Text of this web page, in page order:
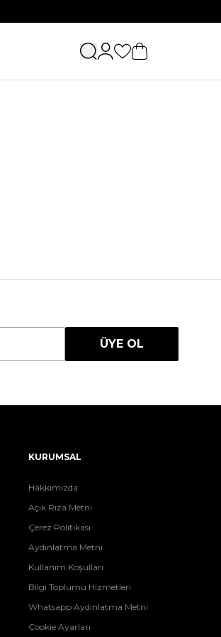
ÜYE OL
KURUMSAL
Hakkımızda
Açık Rıza Metni
Çerez Politikası
Aydınlatma Metni
Kullanım Koşulları
Bilgi Toplumu Hizmetleri
Whatsapp Aydınlatma Metni
Cookie Ayarları